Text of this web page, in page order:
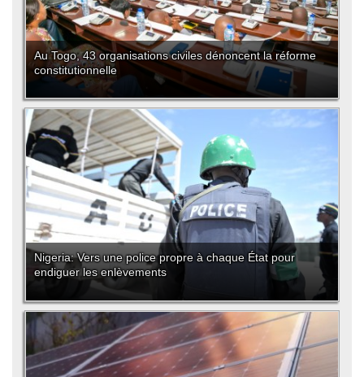
Au Togo, 43 organisations civiles dénoncent la réforme
constitutionnelle
Nigeria: Vers une police propre à chaque État pour
endiguer les enlèvements